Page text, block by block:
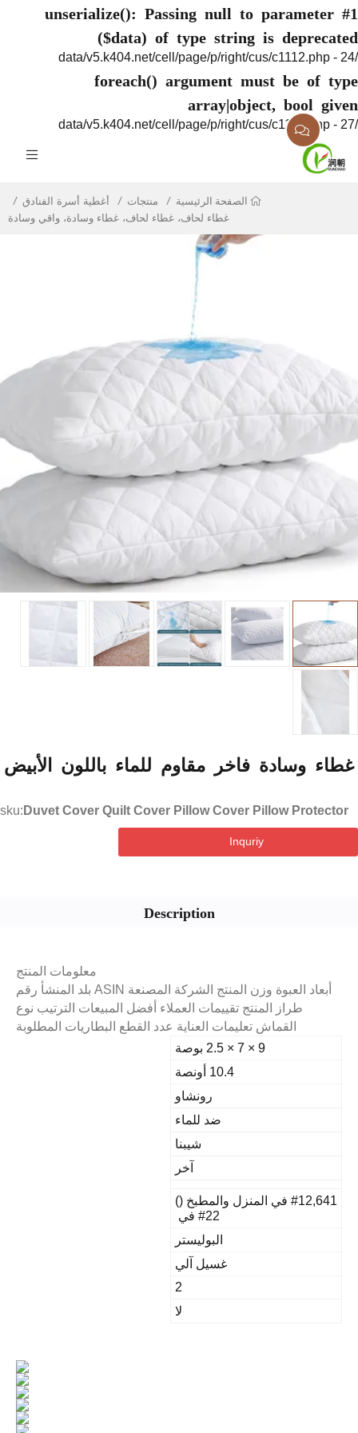
unserialize(): Passing null to
($data) of type string is
foreach() argument must be of
array|object, bool
الصفحة الرئيسية منتجات
أغطية أسرة الفنادق
غطاء لحاف، غطاء لحاف، غطاء وسادة، واقي وسادة
وسادة فاخر مقاوم للماء باللون الأبيض
sku:Duvet Cover Quilt Cover Pillow Cover Pillow
Inquriy
Description
معلومات المنتج
أبعاد العبوة وزن المنتج الشركة المصنعة ASIN بلد المنشأ رقم
طراز المنتج تقييمات العملاء أفضل المبيعات الترتيب نوع
القماش تعليمات العناية عدد القطع البطاريات المطلوبة
رونشاو
ضد للماء
شيبنا
في المنزل والمطبخ ()
البوليستر
غسيل آلي